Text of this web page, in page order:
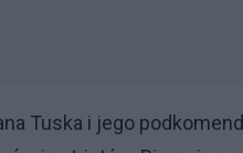
Tuska i jego